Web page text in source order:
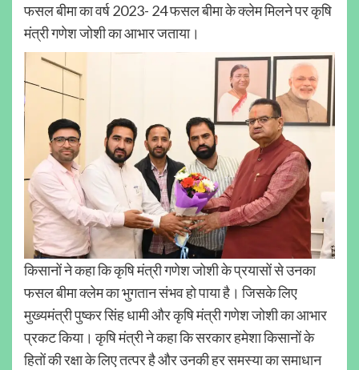
फसल बीमा का वर्ष 2023- 24 फसल बीमा के क्लेम मिलने पर कृषि
मंत्री गणेश जोशी का आभार जताया।
किसानों ने कहा कि कृषि मंत्री गणेश जोशी के प्रयासों से उनका
फसल बीमा क्लेम का भुगतान संभव हो पाया है। जिसके लिए
मुख्यमंत्री पुष्कर सिंह धामी और कृषि मंत्री गणेश जोशी का आभार
प्रकट किया। कृषि मंत्री ने कहा कि सरकार हमेशा किसानों के
हितों की रक्षा के लिए तत्पर है और उनकी हर समस्या का समाधान